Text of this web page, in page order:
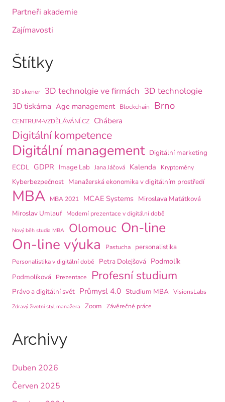
Partneři akademie
Zajímavosti
Štítky
3D skener 3D technolgie ve firmách 3D technologie
3D tiskárna Age management Blockchain Brno
CENTRUM-VZDĚLÁVÁNÍ.CZ Chábera
Digitální kompetence
Digitální management Digitální marketing
ECDL GDPR Image Lab Jana Jáčová Kalenda Kryptoměny
Kyberbezpečnost Manažerská ekonomika v digitálním prostředí
MBA MBA 2021 MCAE Systems Miroslava Maťátková
Miroslav Umlauf
Moderní prezentace v digitální době
Nový běh studia MBA Olomouc On-line
On-line výuka Pastucha personalistika
Personalistika v digitální době Petra Dolejšová Podmolík
Podmolíková Prezentace Profesní studium
Právo a digitální svět Průmysl 4.0 Studium MBA VisionsLabs
Zdravý životní styl manažera Zoom Závěrečné práce
Archivy
Duben 2026
Červen 2025